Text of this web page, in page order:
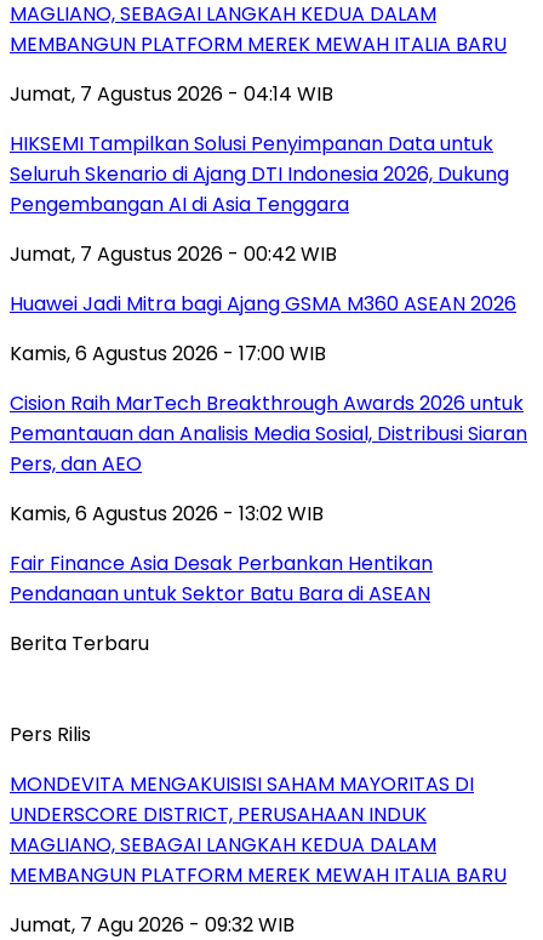
MAGLIANO, SEBAGAI LANGKAH KEDUA DALAM
MEMBANGUN PLATFORM MEREK MEWAH ITALIA BARU
Jumat, 7 Agustus 2026 - 04:14 WIB
HIKSEMI Tampilkan Solusi Penyimpanan Data untuk
Seluruh Skenario di Ajang DTI Indonesia 2026, Dukung
Pengembangan AI di Asia Tenggara
Jumat, 7 Agustus 2026 - 00:42 WIB
Huawei Jadi Mitra bagi Ajang GSMA M360 ASEAN 2026
Kamis, 6 Agustus 2026 - 17:00 WIB
Cision Raih MarTech Breakthrough Awards 2026 untuk
Pemantauan dan Analisis Media Sosial, Distribusi Siaran
Pers, dan AEO
Kamis, 6 Agustus 2026 - 13:02 WIB
Fair Finance Asia Desak Perbankan Hentikan
Pendanaan untuk Sektor Batu Bara di ASEAN
Berita Terbaru
Pers Rilis
MONDEVITA MENGAKUISISI SAHAM MAYORITAS DI
UNDERSCORE DISTRICT, PERUSAHAAN INDUK
MAGLIANO, SEBAGAI LANGKAH KEDUA DALAM
MEMBANGUN PLATFORM MEREK MEWAH ITALIA BARU
Jumat, 7 Agu 2026 - 09:32 WIB